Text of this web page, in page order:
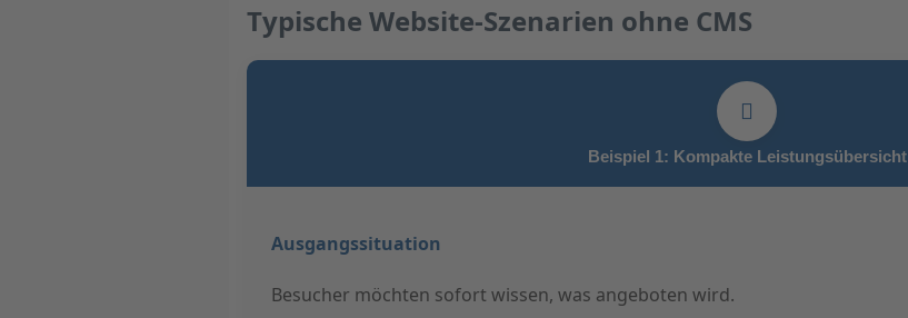
Typische Website-Szenarien ohne CMS
Beispiel 1: Kompakte Leistungsübersicht
Ausgangssituation
Besucher möchten sofort wissen, was angeboten wird.